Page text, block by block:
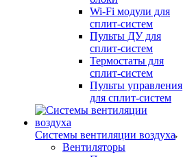
Wi-Fi модули для
сплит-систем
Пульты ДУ для
сплит-систем
Термостаты для
сплит-систем
Пульты управления
для сплит-систем
Системы вентиляции воздуха
Вентиляторы